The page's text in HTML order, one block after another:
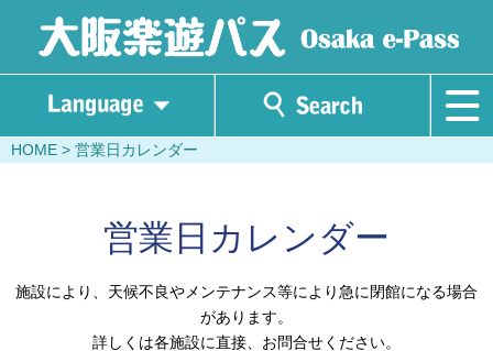
HOME > 営業日カレンダー
営業日カレンダー
施設により、天候不良やメンテナンス等により急に閉館になる場合
があります。
詳しくは各施設に直接、お問合せください。